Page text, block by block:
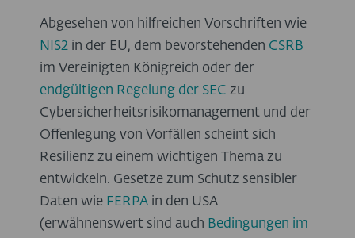
Abgesehen von hilfreichen Vorschriften wie
NIS2 in der EU, dem bevorstehenden CSRB
im Vereinigten Königreich oder der
endgültigen Regelung der SEC zu
Cybersicherheitsrisikomanagement und der
Offenlegung von Vorfällen scheint sich
Resilienz zu einem wichtigen Thema zu
entwickeln. Gesetze zum Schutz sensibler
Daten wie FERPA in den USA
(erwähnenswert sind auch Bedingungen im